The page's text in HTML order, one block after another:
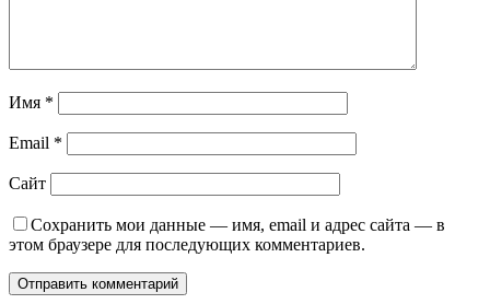
Имя *
Email *
Сайт
Сохранить мои данные — имя, email и адрес сайта — в
этом браузере для последующих комментариев.